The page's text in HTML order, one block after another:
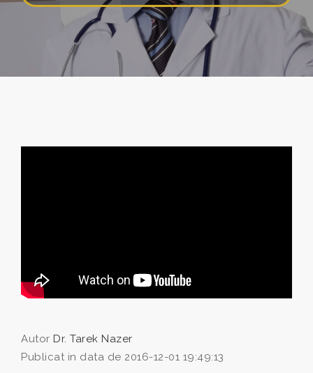
Autor Dr. Tarek Nazer
Publicat in data de 2016-12-01 19:49:13